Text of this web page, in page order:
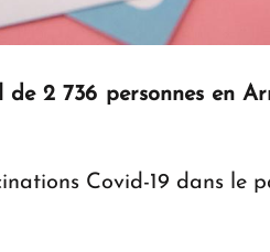
de 2 736 personnes en
Covid-19 dans le